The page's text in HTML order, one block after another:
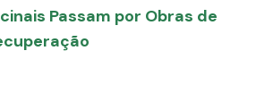
Passam por Obras de